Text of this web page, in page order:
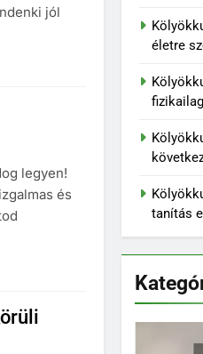
jól
legyen!
és
életre
fizikailag
tanítás